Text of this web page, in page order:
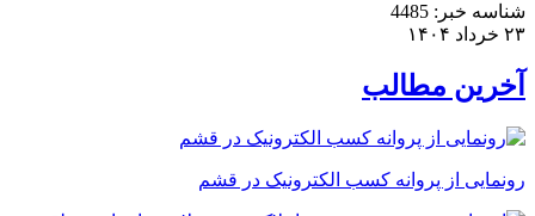
شناسه خبر:
۲۳ خرداد ۱۴۰۴
آخرین مطالب
رونمایی از پروانه کسب الکترونیک در قشم